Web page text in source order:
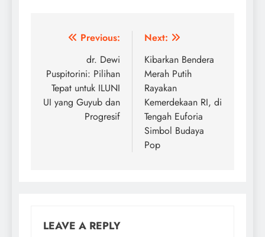
Post
navigation
Previous:
dr. Dewi
Puspitorini: Pilihan
Tepat untuk ILUNI
UI yang Guyub dan
Progresif
Next:
Kibarkan Bendera
Merah Putih
Rayakan
Kemerdekaan RI, di
Tengah Euforia
Simbol Budaya
Pop
LEAVE A REPLY